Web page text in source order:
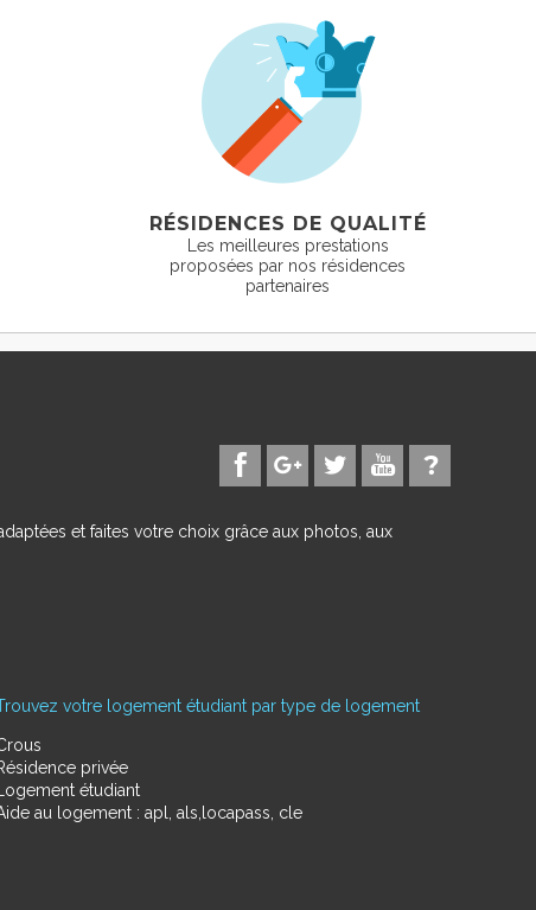
RÉSIDENCES DE QUALITÉ
Les meilleures prestations
proposées par nos résidences
partenaires
et faites votre choix grâce aux photos, aux
votre logement étudiant par type de logement
privée
Logement étudiant
au logement : apl, als,locapass, cle